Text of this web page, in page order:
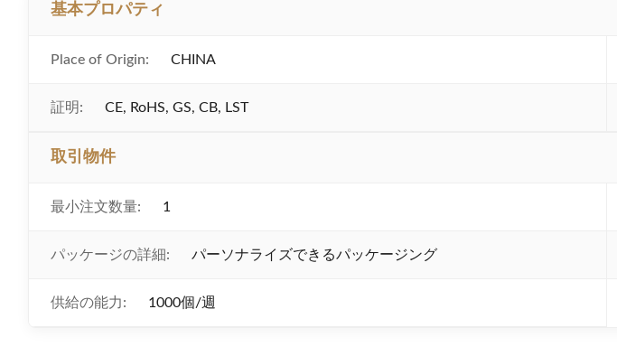
基本プロパティ
Place of Origin: CHINA
証明: CE, RoHS, GS, CB, LST
取引物件
最小注文数量: 1
パッケージの詳細: パーソナライズできるパッケージング
供給の能力: 1000個/週